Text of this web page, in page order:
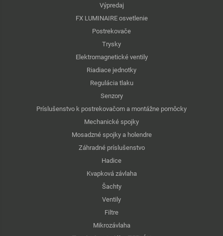
Výpredaj
FX LUMINAIRE osvetlenie
Postrekovače
Trysky
Elektromagnetické ventily
Riadiace jednotky
Regulácia tlaku
Senzory
Príslušenstvo k postrekovačom a montážne pomôcky
Mechanické spojky
Mosadzné spojky a holendre
Záhradné príslušenstvo
Hadice
Kvapková závlaha
Šachty
Ventily
Filtre
Mikrozávlaha